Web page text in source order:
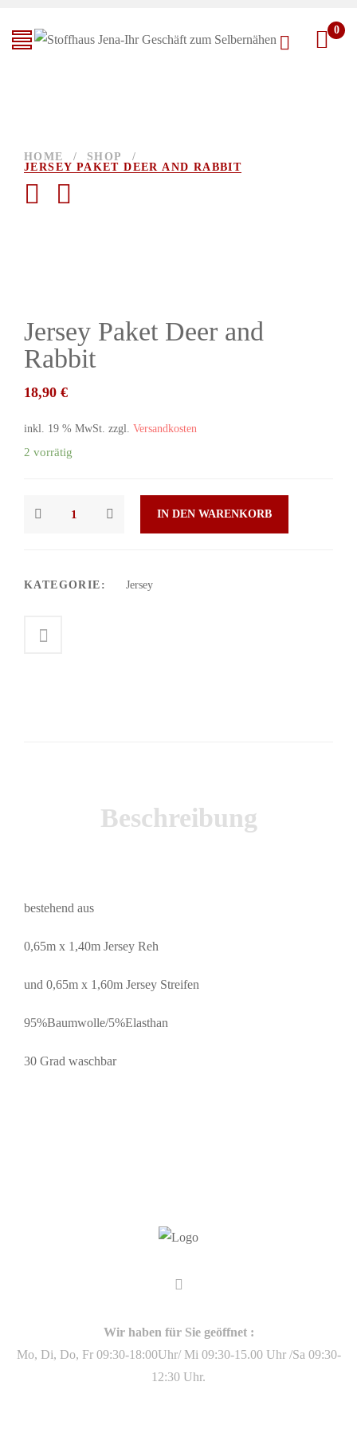
0
HOME / SHOP
/
JERSEY PAKET DEER AND RABBIT
Jersey Paket Deer and
Rabbit
18,90 €
inkl. 19 % MwSt. zzgl. Versandkosten
2 vorrätig
IN DEN WARENKORB
KATEGORIE: Jersey
Beschreibung
bestehend aus
0,65m x 1,40m Jersey Reh
und 0,65m x 1,60m Jersey Streifen
95%Baumwolle/5%Elasthan
30 Grad waschbar
Wir haben für Sie geöffnet :
Mo, Di, Do, Fr 09:30-18:00Uhr/ Mi 09:30-15.00 Uhr /Sa 09:30-
12:30 Uhr.